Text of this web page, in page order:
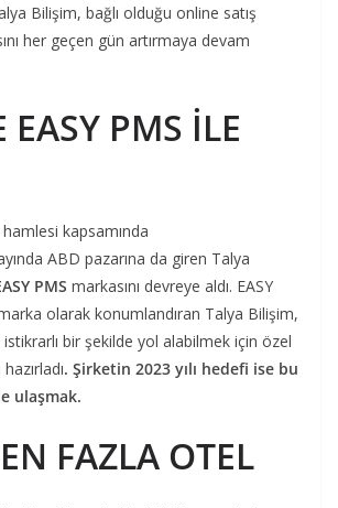
Bilişim, bağlı olduğu online satış
her geçen gün artırmaya devam
EASY PMS İLE
kapsamında
ABD pazarına da giren Talya
PMS markasını devreye aldı. EASY
olarak konumlandıran Talya Bilişim,
istikrarlı bir şekilde yol alabilmek için özel
. Şirketin 2023 yılı hedefi ise bu
ulaşmak.
FAZLA OTEL